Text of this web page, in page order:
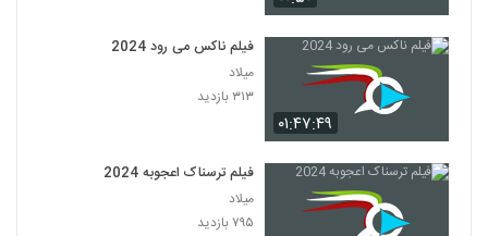
۰۱:۴۷:۴۹
فیلم ناکس می رود 2024
میلاد
۳۱۳ بازدید
فیلم ترسناک اعجوبه 2024
میلاد
۷۹۵ بازدید